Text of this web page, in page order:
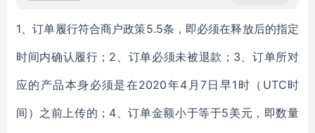
1、订单履行符合商户政策5.5条，即必须在释放后的指定
时间内确认履行； 2、订单必须未被退款； 3、订单所对
应的产品本身必须是在2020年4月7日早1时（UTC时
间）之前上传的； 4、订单金额小于等于5美元，即数量